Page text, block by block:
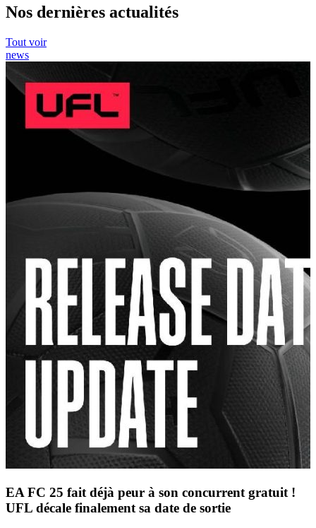
Nos dernières actualités
Tout voir
news
EA FC 25 fait déjà peur à son concurrent gratuit !
UFL décale finalement sa date de sortie